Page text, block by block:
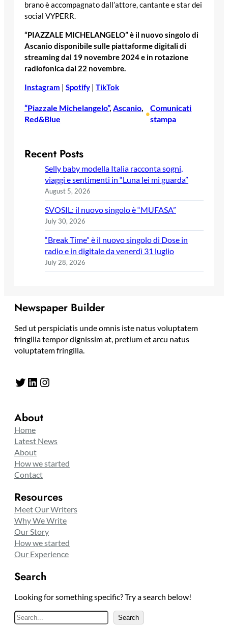
brano è accompagnato dall’attore, cantante e star dei
social VYPERR.
“PIAZZALE MICHELANGELO” è il nuovo singolo di
Ascanio disponibile sulle piattaforme digitali di
streaming dal 19 novembre 2024 e in rotazione
radiofonica dal 22 novembre.
Instagram Spotify TikTok
“Piazzale Michelangelo”, Ascanio
Red&Blue
•
Comunicati
stampa
Recent Posts
Selly baby modella Italia racconta sogni,
viaggi e sentimenti in “Luna lei mi guarda”
August 5, 2026
SVOSIL: il nuovo singolo è “MUFASA”
July 30, 2026
“Break Time” è il nuovo singolo di Dose in
radio e in digitale da venerdì 31 luglio
July 28, 2026
Newspaper Builder
Sed ut perspiciatis unde omnis iste natus voluptatem
fringilla tempor dignissim at, pretium et arcu natus
voluptatem fringilla.
Twitter LinkedIn Instagram
About
Home
Latest News
About
How we started
Contact
Resources
Meet Our Writers
Why We Write
Our Story
How we started
Our Experience
Search
Looking for something specific? Try a search below!
S Search